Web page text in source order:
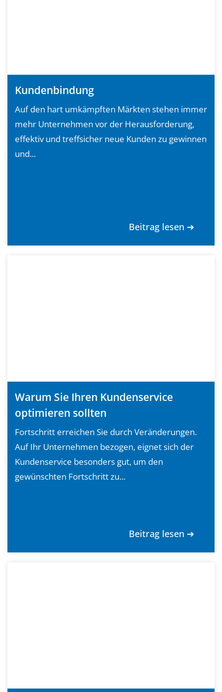
Kundenbindung
Auf den hart umkämpften Märkten stehen immer
mehr Unternehmen vor der Herausforderung,
effektiv und treffsicher neue Kunden zu gewinnen
und...
Beitrag lesen ➔
Warum Sie Ihren Kundenservice
optimieren sollten
Fortschritt erreichen Sie durch Veränderungen.
Auf Ihr Unternehmen bezogen, eignet sich der
Kundenservice besonders gut, um den
gewünschten Fortschritt zu...
Beitrag lesen ➔